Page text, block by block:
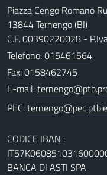
Piazza Cengo Romano
13844 Ternengo (BI)
C.F. 00390220028 -
Telefono:015461564
Fax: 0158462745
E-mail:
PEC:
CODICE IBAN :
BANCA DI ASTI SPA